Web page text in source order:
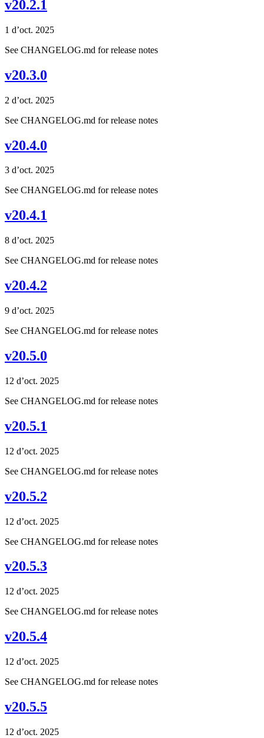
v20.2.1
1 d’oct. 2025
See CHANGELOG.md for release notes
v20.3.0
2 d’oct. 2025
See CHANGELOG.md for release notes
v20.4.0
3 d’oct. 2025
See CHANGELOG.md for release notes
v20.4.1
8 d’oct. 2025
See CHANGELOG.md for release notes
v20.4.2
9 d’oct. 2025
See CHANGELOG.md for release notes
v20.5.0
12 d’oct. 2025
See CHANGELOG.md for release notes
v20.5.1
12 d’oct. 2025
See CHANGELOG.md for release notes
v20.5.2
12 d’oct. 2025
See CHANGELOG.md for release notes
v20.5.3
12 d’oct. 2025
See CHANGELOG.md for release notes
v20.5.4
12 d’oct. 2025
See CHANGELOG.md for release notes
v20.5.5
12 d’oct. 2025